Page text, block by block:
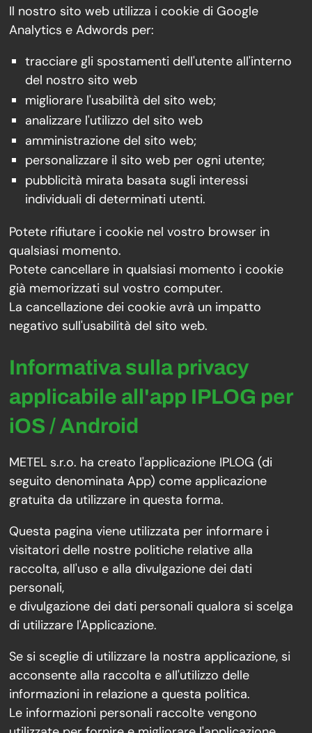
Il nostro sito web utilizza i cookie di Google
Analytics e Adwords per:
tracciare gli spostamenti dell'utente all'interno
del nostro sito web
migliorare l'usabilità del sito web;
analizzare l'utilizzo del sito web
amministrazione del sito web;
personalizzare il sito web per ogni utente;
pubblicità mirata basata sugli interessi
individuali di determinati utenti.
Potete rifiutare i cookie nel vostro browser in
qualsiasi momento.
Potete cancellare in qualsiasi momento i cookie
già memorizzati sul vostro computer.
La cancellazione dei cookie avrà un impatto
negativo sull'usabilità del sito web.
Informativa sulla privacy
applicabile all'app IPLOG per
iOS / Android
METEL s.r.o. ha creato l'applicazione IPLOG (di
seguito denominata App) come applicazione
gratuita da utilizzare in questa forma.
Questa pagina viene utilizzata per informare i
visitatori delle nostre politiche relative alla
raccolta, all'uso e alla divulgazione dei dati
personali,
e divulgazione dei dati personali qualora si scelga
di utilizzare l'Applicazione.
Se si sceglie di utilizzare la nostra applicazione, si
acconsente alla raccolta e all'utilizzo delle
informazioni in relazione a questa politica.
Le informazioni personali raccolte vengono